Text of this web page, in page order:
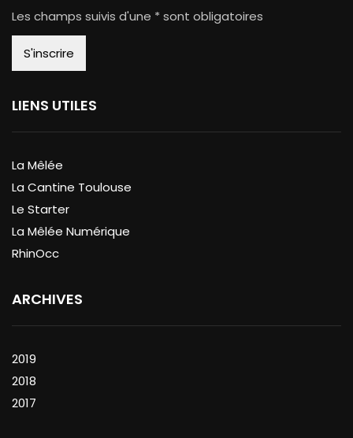
Les champs suivis d'une * sont obligatoires
LIENS UTILES
La Mêlée
La Cantine Toulouse
Le Starter
La Mêlée Numérique
RhinOcc
ARCHIVES
2019
2018
2017